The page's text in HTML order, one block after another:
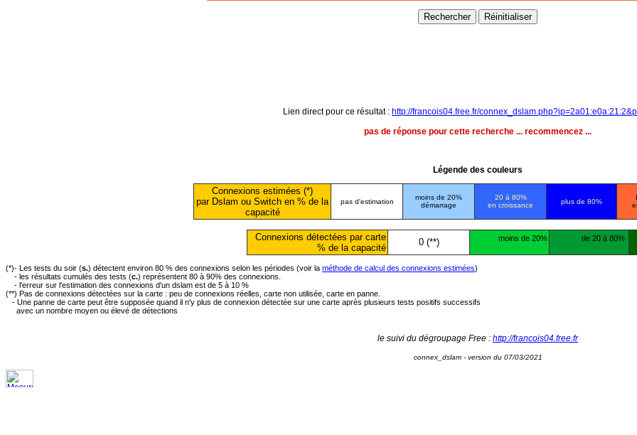
Lien direct pour ce résultat : http://francois04.free.fr/
pas de réponse pour cette recherche ... recommencez ...
Légende des couleurs
Connexions estimées (*)
par Dslam ou Switch en % de la
capacité
pas d'estimation
moins de 20%
démarrage
20 à 80%
en croissance
plus de 80%
Connexions détectées par carte
% de la capacité
0 (**) moins de 20% de 20 à 80%
(*)- Les tests du soir (s.) détectent environ 80 % des connexions selon les périodes (voir la méthode de calcul des connexions estimées)
- les résultats cumulés des tests (c.) représentent 80 à 90% des connexions.
- l'erreur sur l'estimation des connexions d'un dslam est de 5 à 10 %
(**) Pas de connexions détectées sur la carte : peu de connexions réelles, carte non utilisée, carte en panne.
- Une panne de carte peut être supposée quand il n'y plus de connexion détectée sur une carte après plusieurs tests positifs successifs
avec un nombre moyen ou élevé de détections
le suivi du dégroupage Free : http://francois04.free.fr
connex_dslam - version du 07/03/2021